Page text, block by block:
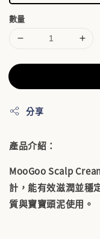
數量
分享
產品介紹：
MooGoo Scalp
計，能有效滋潤並穩
質與寶寶頭泥使用。